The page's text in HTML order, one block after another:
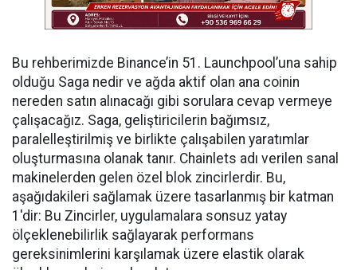
Bu rehberimizde Binance’in 51. Launchpool’una sahip
olduğu Saga nedir ve ağda aktif olan ana coinin
nereden satın alınacağı gibi sorulara cevap vermeye
çalışacağız. Saga, geliştiricilerin bağımsız,
paralelleştirilmiş ve birlikte çalışabilen yaratımlar
oluşturmasına olanak tanır. Chainlets adı verilen sanal
makinelerden gelen özel blok zincirlerdir. Bu,
aşağıdakileri sağlamak üzere tasarlanmış bir katman
1'dir: Bu Zincirler, uygulamalara sonsuz yatay
ölçeklenebilirlik sağlayarak performans
gereksinimlerini karşılamak üzere elastik olarak